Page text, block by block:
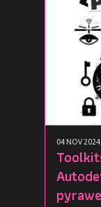
04 NOV 2024